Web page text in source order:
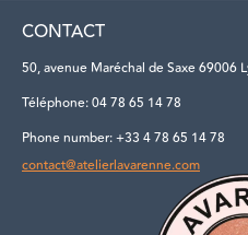
CONTACT
50, avenue Maréchal de Saxe 69006
Téléphone: 04 78 65 14 78
Phone number: +33 4 78 65 14 78
contact@atelierlavarenne.com